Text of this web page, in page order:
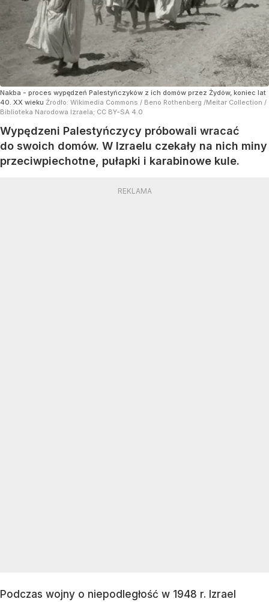
Nakba - proces wypędzeń Palestyńczyków z ich domów przez Żydów, koniec lat
40. XX wieku Źródło: Wikimedia Commons / Beno Rothenberg /Meitar Collection /
Biblioteka Narodowa Izraela; CC BY-SA 4.0
Wypędzeni Palestyńczycy próbowali wracać
do swoich domów. W Izraelu czekały na nich miny
przeciwpiechotne, pułapki i karabinowe kule.
Podczas wojny o niepodległość w 1948 r. Izrael